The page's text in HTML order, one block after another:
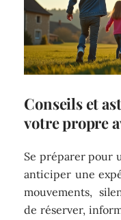
Conseils et
votre propre
Se préparer pour
anticiper une
mouvements,
de réserver,